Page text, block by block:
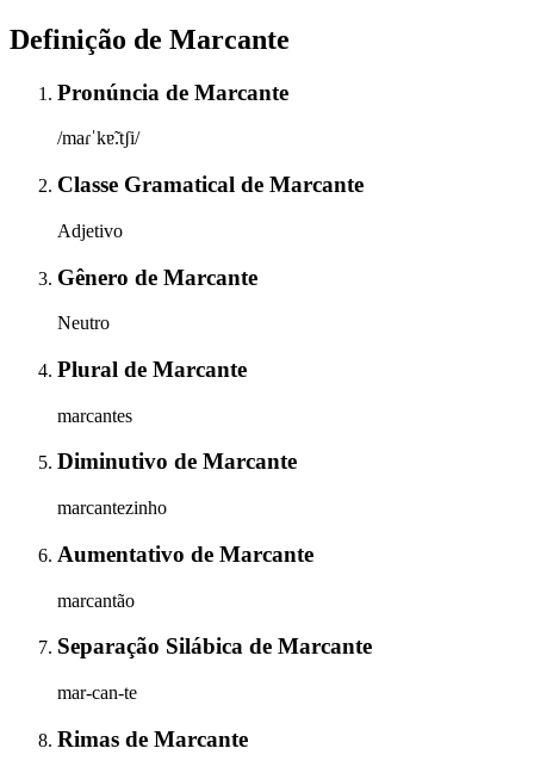
Definição de Marcante
Pronúncia de Marcante
/maɾˈkɐ̃.tʃi/
Classe Gramatical de Marcante
Adjetivo
Gênero de Marcante
Neutro
Plural de Marcante
marcantes
Diminutivo de Marcante
marcantezinho
Aumentativo de Marcante
marcantão
Separação Silábica de Marcante
mar-can-te
Rimas de Marcante